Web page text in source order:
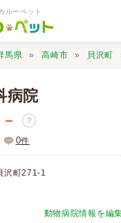
ルーペット
馬県 高崎市 貝沢町
病院
－ ？
0件
沢町271-1
動物病院情報を編